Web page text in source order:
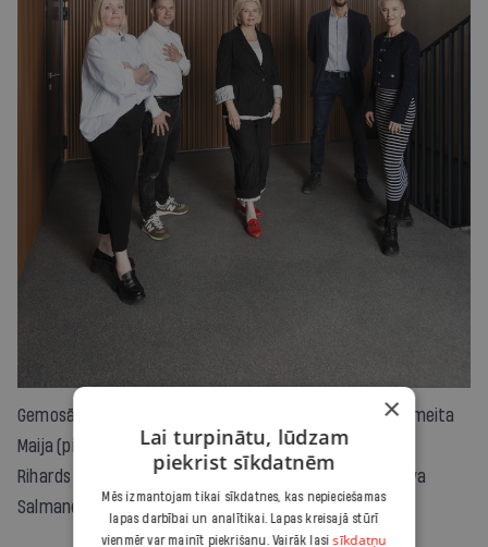
Gemosā strādā visa Treiju ģimene: mamma Ieva (vidū), meita
Maija (pirmā no labās) un viņas vīrs Kornels Kovāčs, dēls
Rihards (otrais no kreisās) un viņa sieva Maija.
Foto — Ieva
Salmane
×
Lai turpinātu, lūdzam
piekrist sīkdatnēm
Mēs izmantojam tikai sīkdatnes, kas nepieciešamas
lapas darbībai un analītikai. Lapas kreisajā stūrī
vienmēr var mainīt piekrišanu. Vairāk lasisīkdatņu